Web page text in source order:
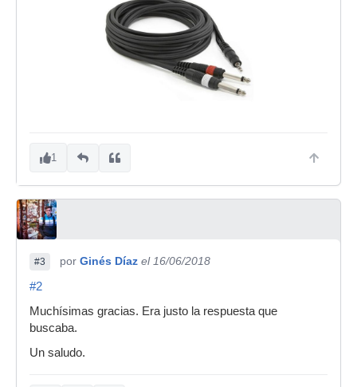
1
#3 por Ginés Díaz el 16/06/2018
#2
Muchísimas gracias. Era justo la respuesta que
buscaba.
Un saludo.